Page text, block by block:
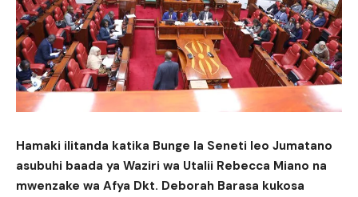
Hamaki ilitanda katika Bunge la Seneti leo Jumatano
asubuhi baada ya Waziri wa Utalii Rebecca Miano na
mwenzake wa Afya Dkt. Deborah Barasa kukosa